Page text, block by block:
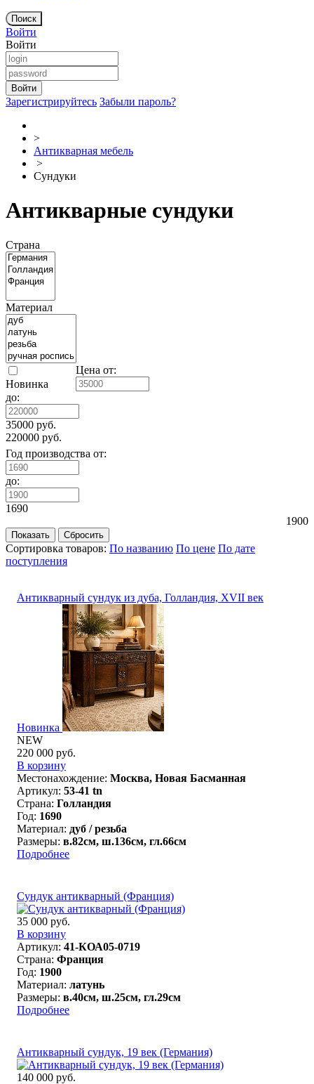
Войти
Войти
Зарегистрируйтесь Забыли пароль?
>
Антикварная мебель
>
Сундуки
Антикварные сундуки
Страна
Материал
Новинка
Цена от:
до:
35000 руб.
220000 руб.
Год производства от:
до:
1690
1900
Сортировка товаров: По названию По цене По дате
поступления
Антикварный сундук из дуба, Голландия, XVII век
Новинка
NEW
220 000 руб.
В корзину
Местонахождение: Москва, Новая Басманная
Артикул: 53-41 tn
Страна: Голландия
Год: 1690
Материал: дуб / резьба
Размеры: в.82см, ш.136см, гл.66см
Подробнее
Сундук антикварный (Франция)
35 000 руб.
В корзину
Артикул: 41-КОА05-0719
Страна: Франция
Год: 1900
Материал: латунь
Размеры: в.40см, ш.25см, гл.29см
Подробнее
Антикварный сундук, 19 век (Германия)
140 000 руб.